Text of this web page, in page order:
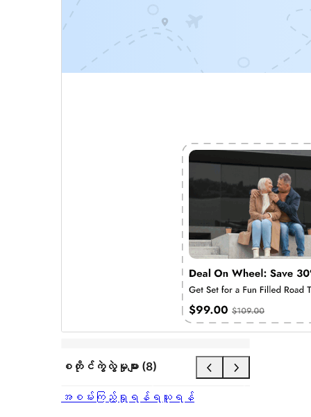
စတိုင်ကွဲလွဲမှုများ (8)
အစမ်းကြည့်ရှုရန် ရယူရန်